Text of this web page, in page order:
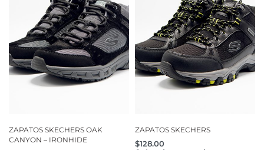
ZAPATOS SKECHERS OAK
CANYON – IRONHIDE
ZAPATOS SKECHERS
$128.00